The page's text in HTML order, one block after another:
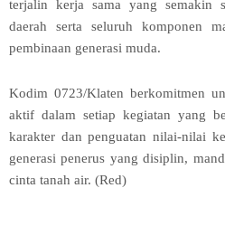
terjalin kerja sama yang semakin
daerah serta seluruh komponen
pembinaan generasi muda.
Kodim 0723/Klaten berkomitmen
aktif dalam setiap kegiatan yang
karakter dan penguatan nilai-nilai
generasi penerus yang disiplin,
cinta tanah air. (Red)